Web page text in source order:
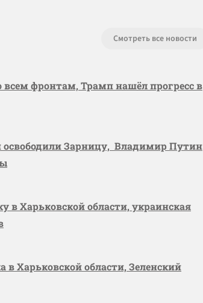
Смотреть все новости
всем фронтам, Трамп нашёл прогресс в
освободили Зарницу, Владимир Путин
в Харьковской области, украинская
в Харьковской области, Зеленский